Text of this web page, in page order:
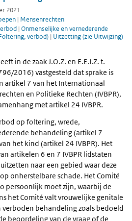
2021
| Mensenrechten
| Onmenselijke en vernederende
verbod) | Uitzetting (zie Uitwijzing)
in de zaak J.O.Z. en E.E.I.Z. t.
2016) vastgesteld dat sprake is
artikel 7 van het Internationaal
en Politieke Rechten (IVBPR),
met artikel 24 IVBPR.
op foltering, wrede,
behandeling (artikel 7
het kind (artikel 24 IVBPR). Het
artikelen 6 en 7 IVBPR lidstaten
naar een gebied waar deze
onherstelbare schade. Het Comité
persoonlijk moet zijn, waarbij de
het Comité valt vrouwelijke genitale
behandeling zoals bedoeld
beoordeling van de vraag of de